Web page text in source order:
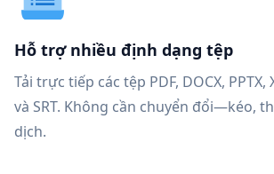
Hỗ trợ nhiều định dạng tệp
Tải trực tiếp các tệp PDF, DOCX, PPTX,
và SRT. Không cần chuyển đổi—kéo,
dịch.